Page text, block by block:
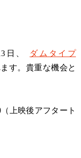
日、
ダムタイプ
す。貴重な機会と
上映後アフタート